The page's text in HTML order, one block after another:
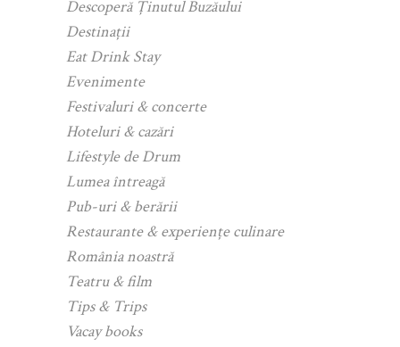
Descoperă Ținutul Buzăului
Destinații
Eat Drink Stay
Evenimente
Festivaluri & concerte
Hoteluri & cazări
Lifestyle de Drum
Lumea întreagă
Pub-uri & berării
Restaurante & experiențe culinare
România noastră
Teatru & film
Tips & Trips
Vacay books